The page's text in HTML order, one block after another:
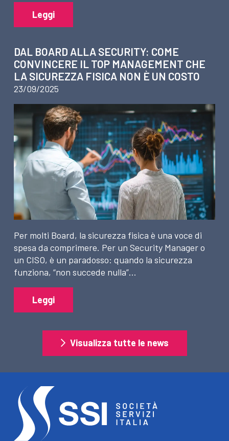
Leggi
DAL BOARD ALLA SECURITY: COME
CONVINCERE IL TOP MANAGEMENT CHE
LA SICUREZZA FISICA NON È UN COSTO
23/09/2025
Per molti Board, la sicurezza fisica è una voce di
spesa da comprimere. Per un Security Manager o
un CISO, è un paradosso: quando la sicurezza
funziona, “non succede nulla”…
Leggi
Visualizza tutte le news